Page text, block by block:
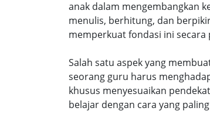
anak dalam mengembangkan
menulis, berhitung, dan
memperkuat fondasi ini secara
Salah satu aspek yang
seorang guru harus
khusus menyesuaikan
belajar dengan cara yang